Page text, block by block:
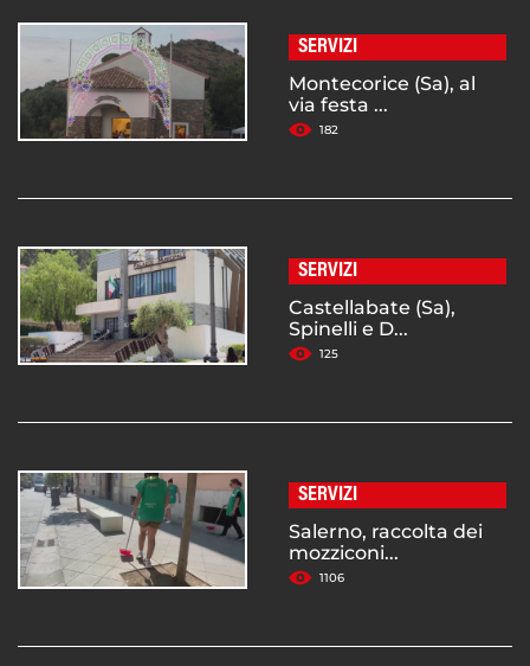
SERVIZI
Montecorice (Sa), al
via festa ...
182
SERVIZI
Castellabate (Sa),
Spinelli e D...
125
SERVIZI
Salerno, raccolta dei
mozziconi...
1106